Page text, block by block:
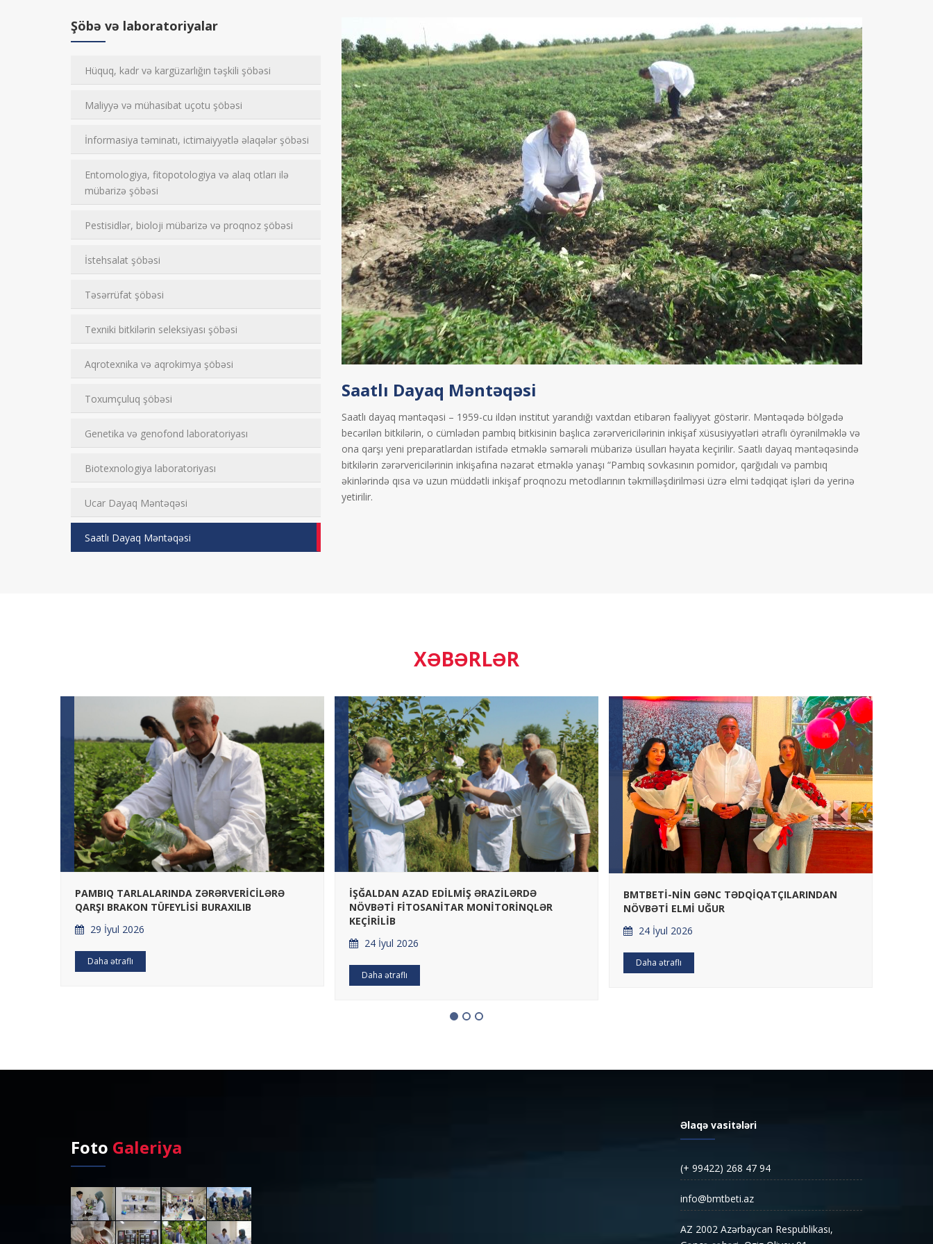
Saatlı Dayaq Məntəqəsi
Saatlı dayaq məntəqəsi – 1959-cu ildən institut yarandığı vaxtdan etibarən fəaliyyət göstərir. Məntəqədə bölgədə
becərilən bitkilərin, o cümlədən pambıq bitkisinin başlıca zərərvericilərinin inkişaf xüsusiyyətləri ətraflı öyrənilməklə və
ona qarşı yeni preparatlardan istifadə etməklə səmərəli mübarizə üsulları həyata keçirilir. Saatlı dayaq məntəqəsində
bitkilərin zərərvericilərinin inkişafına nəzarət etməklə yanaşı “Pambıq sovkasının pomidor, qarğıdalı və pambıq
əkinlərində qısa və uzun müddətli inkişaf proqnozu metodlarının təkmilləşdirilməsi üzrə elmi tədqiqat işləri də yerinə
yetirilir.
Şöbə və laboratoriyalar
Hüquq, kadr və kargüzarlığın təşkili şöbəsi
Maliyyə və mühasibat uçotu şöbəsi
İnformasiya təminatı, ictimaiyyətlə əlaqələr şöbəsi
Entomologiya, fitopotologiya və alaq otları ilə
mübarizə şöbəsi
Pestisidlər, bioloji mübarizə və proqnoz şöbəsi
İstehsalat şöbəsi
Təsərrüfat şöbəsi
Texniki bitkilərin seleksiyası şöbəsi
Aqrotexnika və aqrokimya şöbəsi
Toxumçuluq şöbəsi
Genetika və genofond laboratoriyası
Biotexnologiya laboratoriyası
Ucar Dayaq Məntəqəsi
Saatlı Dayaq Məntəqəsi
XƏBƏRLƏR
PAMBIQ TARLALARINDA ZƏRƏRVERİCİLƏRƏ
QARŞI BRAKON TÜFEYLİSİ BURAXILIB
29 İyul 2026
Daha ətraflı
İŞĞALDAN AZAD EDİLMİŞ ƏRAZİLƏRDƏ
NÖVBƏTİ FİTOSANİTAR MONİTORİNQLƏR
KEÇİRİLİB
24 İyul 2026
Daha ətraflı
BMTBETİ-NİN GƏNC TƏDQİQATÇILARINDAN
NÖVBƏTİ ELMİ UĞUR
24 İyul 2026
Daha ətraflı
Foto Galeriya
Əlaqə vasitələri
(+ 99422) 268 47 94
info@bmtbeti.az
AZ 2002 Azərbaycan Respublikası,